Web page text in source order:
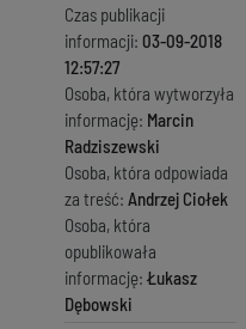
Czas publikacji
informacji: 03-09-2018
12:57:27
Osoba, która wytworzyła
informację: Marcin
Radziszewski
Osoba, która odpowiada
za treść: Andrzej Ciołek
Osoba, która
opublikowała
informację: Łukasz
Dębowski